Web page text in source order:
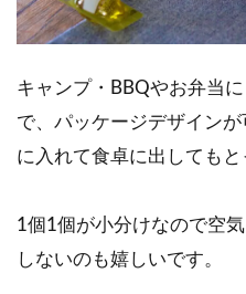
キャンプ・BBQやお弁当
で、パッケージデザイン
に入れて食卓に出してもと
1個1個が小分けなので空
しないのも嬉しいです。